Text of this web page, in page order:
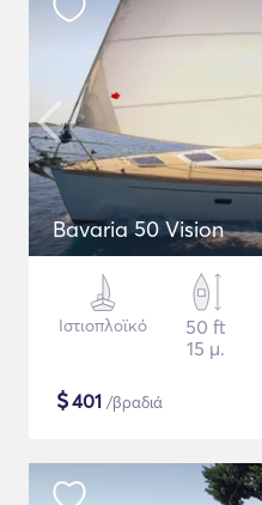
Bavaria 50 Vision
Ιστιοπλοϊκό
50 ft
15 μ.
$401 /βραδιά